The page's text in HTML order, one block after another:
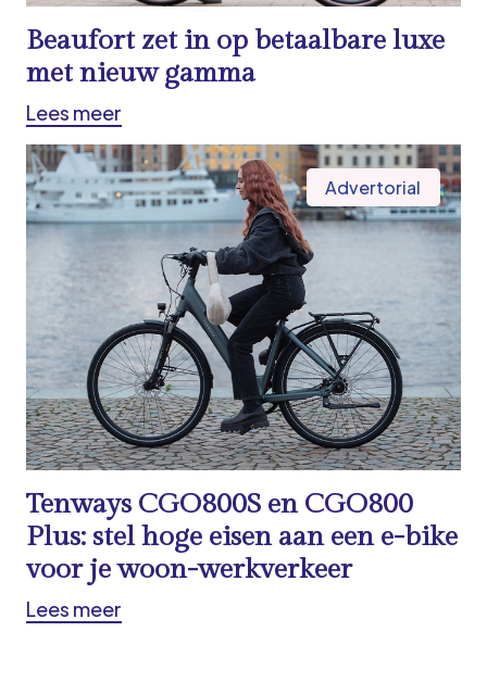
Beaufort zet in op betaalbare luxe
met nieuw gamma
Lees meer
Advertorial
Tenways CGO800S en CGO800
Plus: stel hoge eisen aan een e-bike
voor je woon-werkverkeer
Lees meer